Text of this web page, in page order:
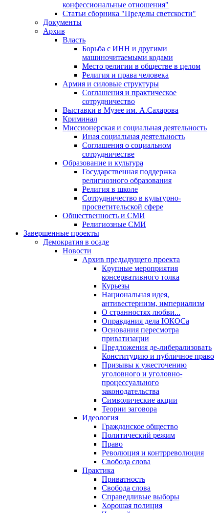
конфессиональные отношения"
Статьи сборника "Пределы светскости"
Документы
Архив
Власть
Борьба с ИНН и другими
машиночитаемыми кодами
Место религии в обществе в целом
Религия и права человека
Армия и силовые структуры
Соглашения и практическое
сотрудничество
Выставки в Музее им. А.Сахарова
Криминал
Миссионерская и социальная деятельность
Иная социальная деятельность
Соглашения о социальном
сотрудничестве
Образование и культура
Государственная поддержка
религиозного образования
Религия в школе
Сотрудничество в культурно-
просветительской сфере
Общественность и СМИ
Религиозные СМИ
Завершенные проекты
Демократия в осаде
Новости
Архив предыдущего проекта
Крупные мероприятия
консервативного толка
Курьезы
Национальная идея,
антивестернизм, империализм
О странностях любви...
Оправдания дела ЮКОСа
Основания пересмотра
приватизации
Предложения де-либерализовать
Конституцию и публичное право
Призывы к ужесточению
уголовного и уголовно-
процессуального
законодательства
Символические акции
Теории заговора
Идеология
Гражданское общество
Политический режим
Право
Революция и контрреволюция
Свобода слова
Практика
Приватность
Свобода слова
Справедливые выборы
Хорошая полиция